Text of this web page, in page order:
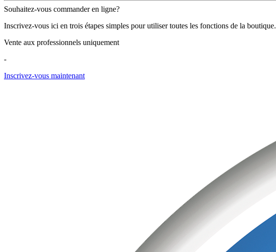
Souhaitez-vous commander en ligne?
Inscrivez-vous ici en trois étapes simples pour utiliser toutes les fonctions de la boutique.
Vente aux professionnels uniquement
-
Inscrivez-vous maintenant